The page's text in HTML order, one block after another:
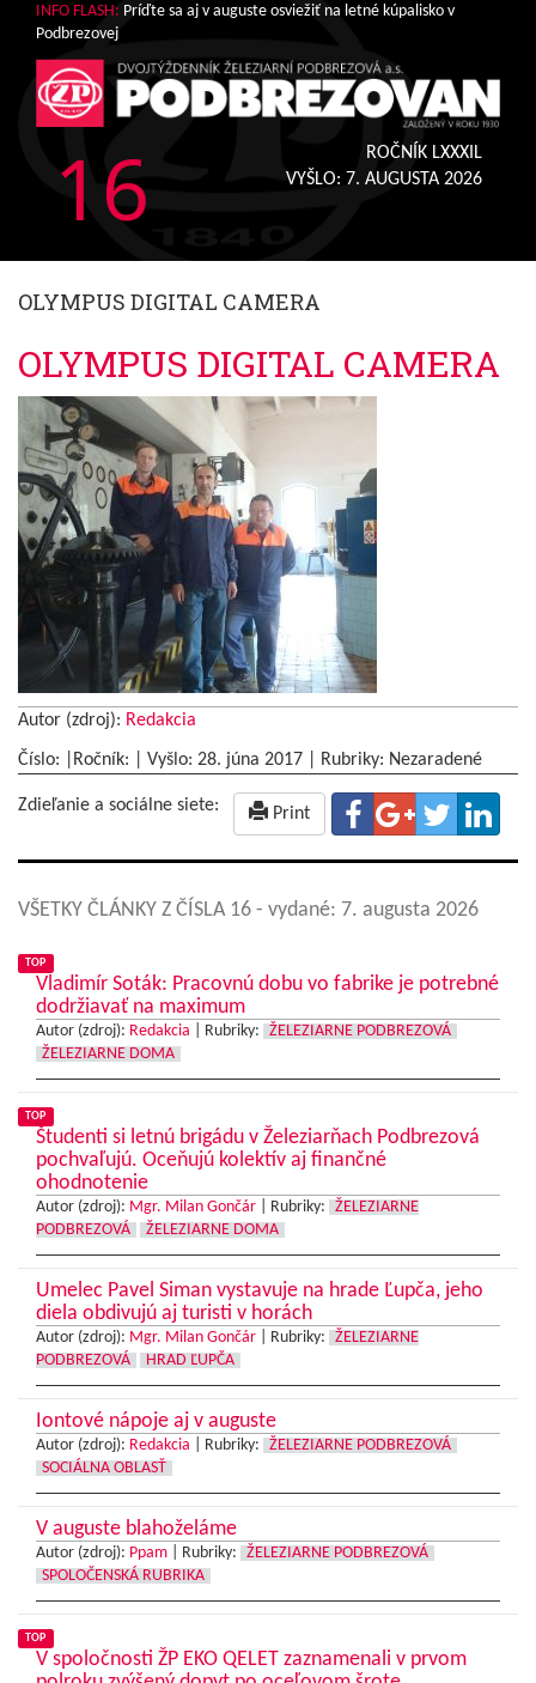
INFO FLASH: Príďte sa aj v auguste osviežiť na letné kúpalisko v
Podbrezovej
16
ROČNÍK LXXXIL
VYŠLO: 7. AUGUSTA 2026
OLYMPUS DIGITAL CAMERA
OLYMPUS DIGITAL CAMERA
Autor (zdroj): Redakcia
Číslo: |Ročník: | Vyšlo: 28. júna 2017 Rubriky: Nezaradené
Zdieľanie a sociálne siete: Print
VŠETKY ČLÁNKY Z ČÍSLA 16 - vydané: 7. augusta 2026
TOP
Vladimír Soták: Pracovnú dobu vo fabrike je potrebné
dodržiavať na maximum
Autor (zdroj): Redakcia Rubriky:
ŽELEZIARNE PODBREZOVÁ
ŽELEZIARNE DOMA
TOP
Študenti si letnú brigádu v Železiarňach Podbrezová
pochvaľujú. Oceňujú kolektív aj finančné
ohodnotenie
Autor (zdroj): Mgr. Milan Gončár Rubriky:
ŽELEZIARNE
PODBREZOVÁ
ŽELEZIARNE DOMA
Umelec Pavel Siman vystavuje na hrade Ľupča, jeho
diela obdivujú aj turisti v horách
Autor (zdroj): Mgr. Milan Gončár Rubriky:
ŽELEZIARNE
PODBREZOVÁ
HRAD ĽUPČA
Iontové nápoje aj v auguste
Autor (zdroj): Redakcia Rubriky:
ŽELEZIARNE PODBREZOVÁ
SOCIÁLNA OBLASŤ
V auguste blahoželáme
Autor (zdroj): Ppam Rubriky:
ŽELEZIARNE PODBREZOVÁ
SPOLOČENSKÁ RUBRIKA
TOP
V spoločnosti ŽP EKO QELET zaznamenali v prvom